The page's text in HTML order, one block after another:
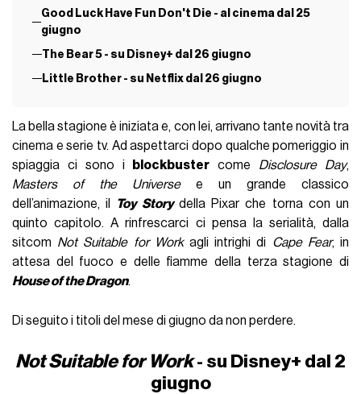
Good Luck Have Fun Don't Die - al cinema dal 25
giugno
The Bear 5 - su Disney+ dal 26 giugno
Little Brother - su Netflix dal 26 giugno
La bella stagione è iniziata e, con lei, arrivano tante novità tra
cinema e serie tv. Ad aspettarci dopo qualche pomeriggio in
spiaggia ci sono i
blockbuster come Disclosure Day,
Masters of the Universee un grande classico
dell’animazione, il Toy Storydella Pixar che torna con un
quinto capitolo. A rinfrescarci ci pensa la serialità, dalla
sitcom Not Suitable for Workagli intrighi di Cape Fear, in
attesa del fuoco e delle fiamme della terza stagione di
House of the Dragon.
Di seguito i titoli del mese di giugno da non perdere.
Not Suitable for Work- su Disney+ dal 2
giugno